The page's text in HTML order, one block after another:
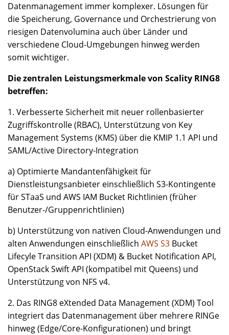
Datenmanagement immer komplexer. Lösungen für
die Speicherung, Governance und Orchestrierung von
riesigen Datenvolumina auch über Länder und
verschiedene Cloud-Umgebungen hinweg werden
somit wichtiger.
Die zentralen Leistungsmerkmale von Scality RING8
betreffen:
1. Verbesserte Sicherheit mit neuer rollenbasierter
Zugriffskontrolle (RBAC), Unterstützung von Key
Management Systems (KMS) über die KMIP 1.1 API und
SAML/Active Directory-Integration
a) Optimierte Mandantenfähigkeit für
Dienstleistungsanbieter einschließlich S3-Kontingente
für STaaS und AWS IAM Bucket Richtlinien (früher
Benutzer-/Gruppenrichtlinien)
b) Unterstützung von nativen Cloud-Anwendungen und
alten Anwendungen einschließlich AWS S3 Bucket
Lifecyle Transition API (XDM) & Bucket Notification API,
OpenStack Swift API (kompatibel mit Queens) und
Unterstützung von NFS v4.
2. Das RING8 eXtended Data Management (XDM) Tool
integriert das Datenmanagement über mehrere RINGe
hinweg (Edge/Core-Konfigurationen) und bringt